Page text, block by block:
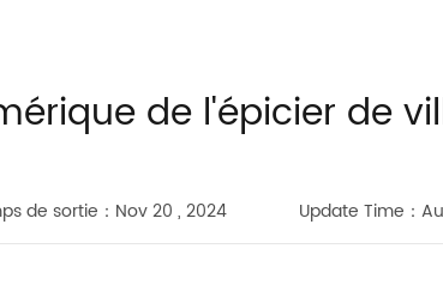
de l'épicier de
de sortie：Nov 20 , 2024 Update Time：